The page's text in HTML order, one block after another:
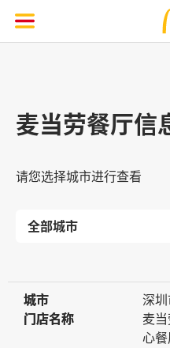
麦当劳餐厅信
请您选择城市进行查看
城市
城市
深
门店名称
门店名称
麦
心